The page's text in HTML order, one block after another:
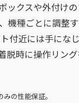
ックスや外付け
機種ごとに調整
付近には手にな
脱時に操作リン
みの性能保証。